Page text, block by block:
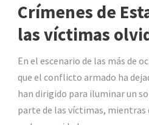
Crímenes de
las víctimas
En el escenario de las más de
que el conflicto armado ha
han dirigido para iluminar un
parte de las víctimas, mientras